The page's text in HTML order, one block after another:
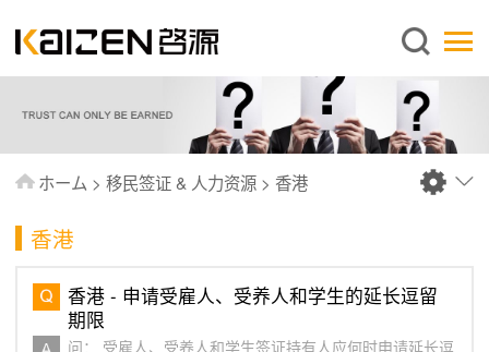
日本語
企業情報
事業内容
ニュース
出版物
ホーム > 移民签证 & 人力资源 > 香港
香港
香港 - 申请受雇人、受养人和学生的延长逗留
期限
问： 受雇人、受养人和学生签证持有人应何时申请延长逗